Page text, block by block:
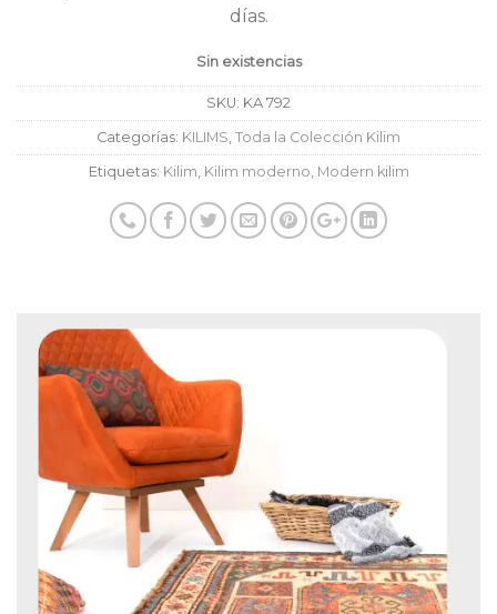
días.
Sin existencias
SKU: KA 792
Categorías: KILIMS Toda la Colección Kilim
Etiquetas: Kilim Kilim moderno Modern kilim